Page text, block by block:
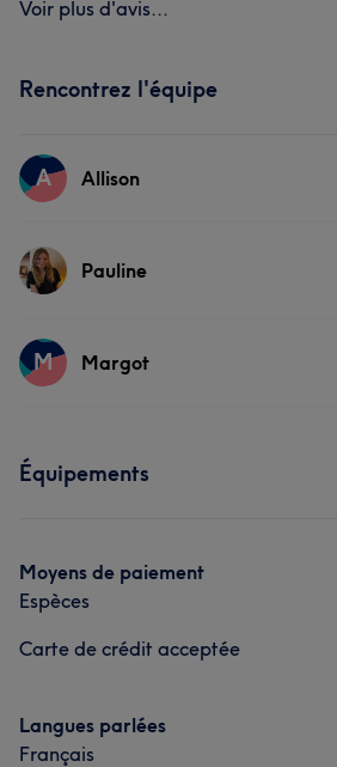
Voir plus d'avis...
Rencontrez l'équipe
A Allison
Prestations
Pauline
Prestations
M Margot
Équipements
Moyens de paiement
Espèces
Carte de crédit acceptée
Langues parlées
Français